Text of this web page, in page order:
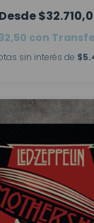
con
sin interés de